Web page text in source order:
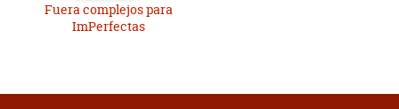
Fuera complejos para
ImPerfectas